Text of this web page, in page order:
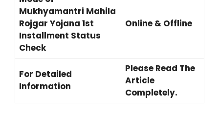
Mukhyamantri Mahila
Rojgar Yojana 1st
Installment Status
Check
Online & Offline
For Detailed
Information
Please Read The
Article
Completely.